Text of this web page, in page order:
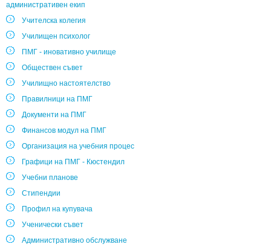
административен екип
Учителска колегия
Училищен психолог
ПМГ - иновативно училище
Обществен съвет
Училищно настоятелство
Правилници на ПМГ
Документи на ПМГ
Финансов модул на ПМГ
Организация на учебния процес
Графици на ПМГ - Кюстендил
Учебни планове
Стипендии
Профил на купувача
Ученически съвет
Административно обслужване